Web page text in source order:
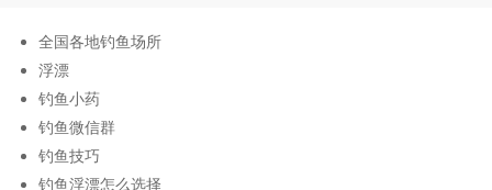
全国各地钓鱼场所
浮漂
钓鱼小药
钓鱼微信群
钓鱼技巧
钓鱼浮漂怎么选择